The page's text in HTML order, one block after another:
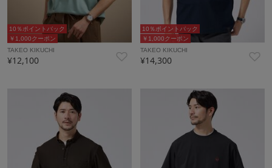
￥1,000クーポン
10％ポイントバック
TAKEO KIKUCHI
¥12,100
￥1,000クーポン
10％ポイントバック
TAKEO KIKUCHI
¥14,300